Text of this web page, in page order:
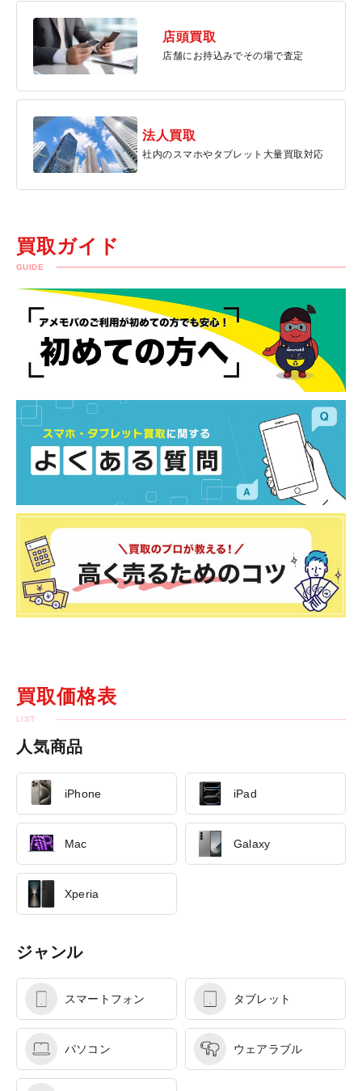
店頭買取
店舗にお持込みでその場で査定
法人買取
社内のスマホやタブレット大量買取対応
買取ガイド
GUIDE
買取価格表
人気商品
iPhone iPad
Mac Galaxy
Xperia
ジャンル
スマートフォン タブレット
パソコン ウェアラブル